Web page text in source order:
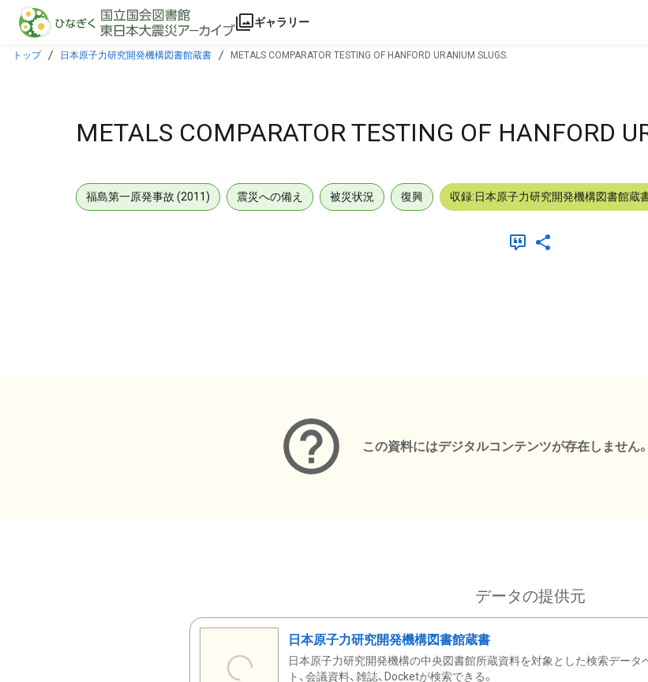
本文に飛ぶ
ギャラリー
トップ 日本原子力研究開発機構図書館蔵書 METALS COMPARATOR TESTING OF HANFORD URANIUM SLUGS.
METALS COMPARATOR TESTING OF HANFORD
福島第一原発事故 (2011) 震災への備え 被災状況 復興 収録:日本原子力研究開発機構図書館蔵
この資料にはデジタルコンテンツが存在しません。
データの提供元
日本原子力研究開発機構図書館蔵書
日本原子力研究開発機構の中央図書館所蔵資料を対象とした検索データ
ト、会議資料、雑誌、Docketが検索できる。